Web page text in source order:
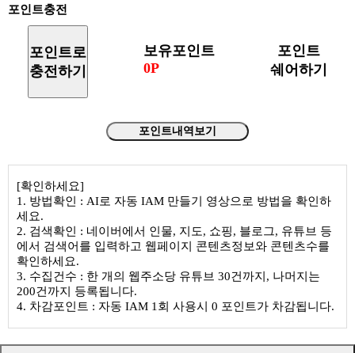
포인트충전
포인트로
충전하기
보유포인트
0P
포인트
쉐어하기
포인트내역보기
[확인하세요]
1. 방법확인 : AI로 자동 IAM 만들기 영상으로 방법을 확인하
세요.
2. 검색확인 : 네이버에서 인물, 지도, 쇼핑, 블로그, 유튜브 등
에서 검색어를 입력하고 웹페이지 콘텐츠정보와 콘텐츠수를
확인하세요.
3. 수집건수 : 한 개의 웹주소당 유튜브 30건까지, 나머지는
200건까지 등록됩니다.
4. 차감포인트 : 자동 IAM 1회 사용시 0 포인트가 차감됩니다.